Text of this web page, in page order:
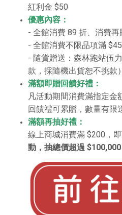
紅利金 $50
優惠內容：
- 全館消費 89 折、消費再
- 全館消費不限品項滿
- 隨貨贈送：森林跑站伍
款，採隨機出貨恕不挑款）
滿額即贈回饋好禮：
凡活動期間消費滿指定金
回饋禮可累贈，數量有限
滿額再抽好禮：
線上商城消費滿 $200，
動，抽總價超過 $100,000